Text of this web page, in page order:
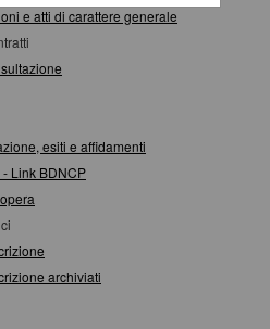
e atti di carattere generale
esiti e affidamenti
Link BDNCP
archiviati